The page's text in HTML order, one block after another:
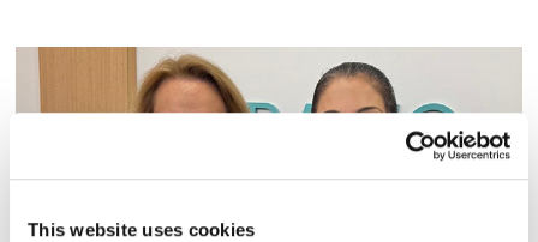
This website uses cookies